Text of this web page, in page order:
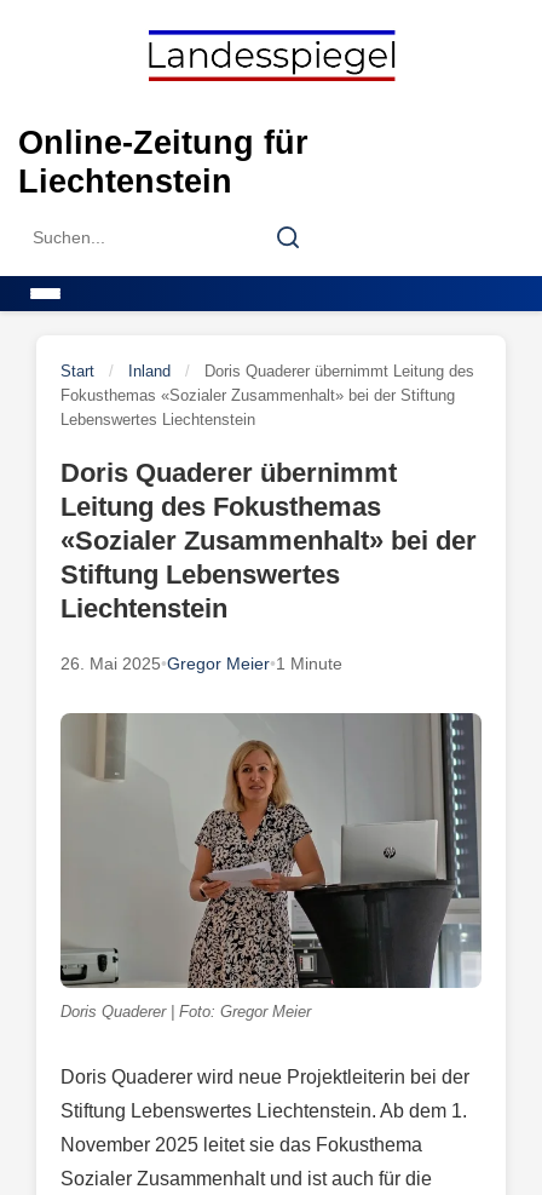
Online-Zeitung für
Liechtenstein
Search
Search
Start / Inland /
Doris Quaderer übernimmt Leitung des
Fokusthemas «Sozialer Zusammenhalt» bei der Stiftung
Lebenswertes Liechtenstein
Doris Quaderer übernimmt
Leitung des Fokusthemas
«Sozialer Zusammenhalt» bei der
Stiftung Lebenswertes
Liechtenstein
26. Mai 2025•Gregor Meier•1 Minute
Doris Quaderer | Foto: Gregor Meier
Doris Quaderer wird neue Projektleiterin bei der
Stiftung Lebenswertes Liechtenstein. Ab dem 1.
November 2025 leitet sie das Fokusthema
Sozialer Zusammenhalt und ist auch für die